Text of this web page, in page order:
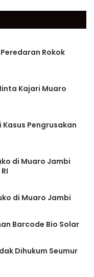
Rokok
Kajari Muaro
Pengrusakan
di Muaro Jambi
di Muaro Jambi
Barcode Bio Solar
Dihukum Seumur